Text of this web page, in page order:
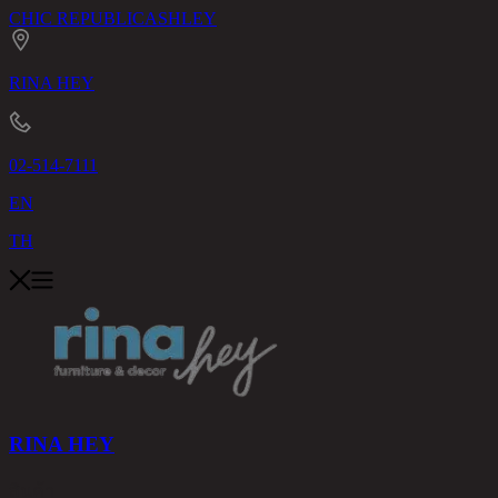
CHIC REPUBLICASHLEY
RINA HEY
02-514-7111
EN
TH
RINA HEY